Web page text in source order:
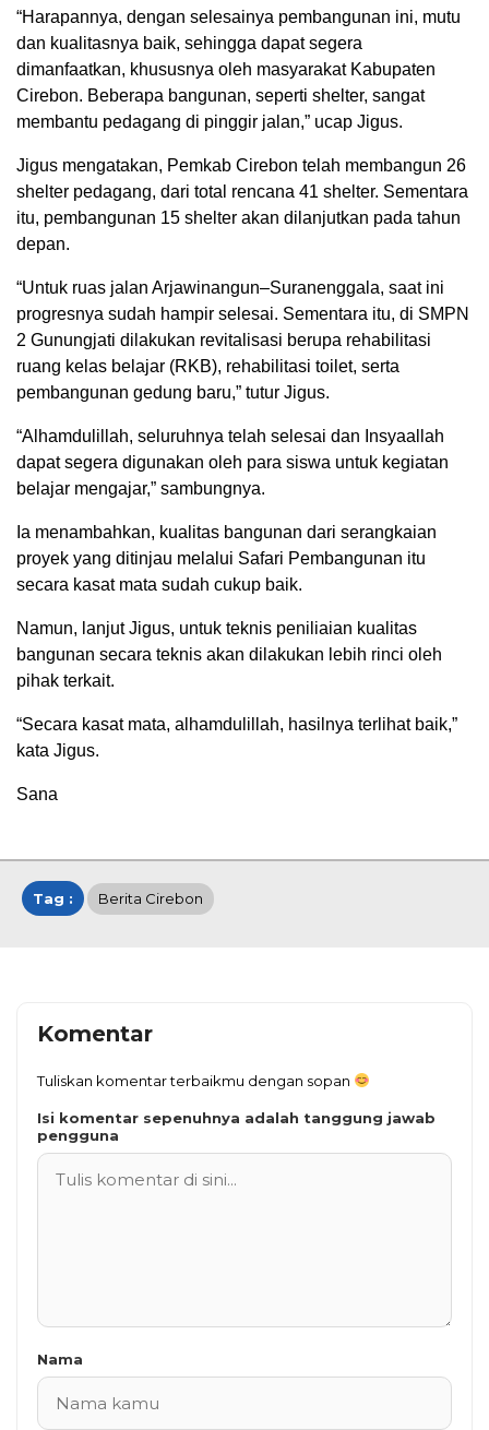
“Harapannya, dengan selesainya pembangunan ini, mutu
dan kualitasnya baik, sehingga dapat segera
dimanfaatkan, khususnya oleh masyarakat Kabupaten
Cirebon. Beberapa bangunan, seperti shelter, sangat
membantu pedagang di pinggir jalan,” ucap Jigus.
Jigus mengatakan, Pemkab Cirebon telah membangun 26
shelter pedagang, dari total rencana 41 shelter. Sementara
itu, pembangunan 15 shelter akan dilanjutkan pada tahun
depan.
“Untuk ruas jalan Arjawinangun–Suranenggala, saat ini
progresnya sudah hampir selesai. Sementara itu, di SMPN
2 Gunungjati dilakukan revitalisasi berupa rehabilitasi
ruang kelas belajar (RKB), rehabilitasi toilet, serta
pembangunan gedung baru,” tutur Jigus.
“Alhamdulillah, seluruhnya telah selesai dan Insyaallah
dapat segera digunakan oleh para siswa untuk kegiatan
belajar mengajar,” sambungnya.
Ia menambahkan, kualitas bangunan dari serangkaian
proyek yang ditinjau melalui Safari Pembangunan itu
secara kasat mata sudah cukup baik.
Namun, lanjut Jigus, untuk teknis peniliaian kualitas
bangunan secara teknis akan dilakukan lebih rinci oleh
pihak terkait.
“Secara kasat mata, alhamdulillah, hasilnya terlihat baik,”
kata Jigus.
Sana
Tag : Berita Cirebon
Komentar
Tuliskan komentar terbaikmu dengan sopan
Isi komentar sepenuhnya adalah tanggung jawab
pengguna
Nama